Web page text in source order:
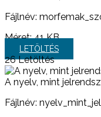
Fájlnév:
Méret:41 KB
LETÖLTÉS
26Letöltés
A nyelv, mint
Fájlnév: